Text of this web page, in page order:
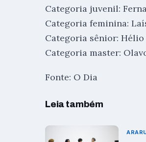
Categoria juvenil:
Categoria feminina:
Categoria sênior: Hélio
Categoria master:
Fonte: O Dia
Leia também